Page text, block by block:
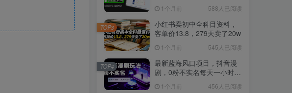
1个月前 588人已阅读
小红书卖初中全科目资料，
客单价13.8，279天卖了20w
1个月前 545人已阅读
TOP3
最新蓝海风口项目，抖音漫
剧，0粉不实名每天一小时，
1个月前 456人已阅读
TOP4